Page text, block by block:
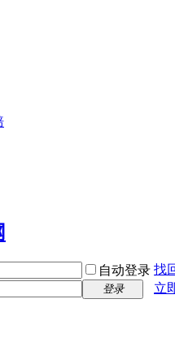
自动登录 找
登录
立